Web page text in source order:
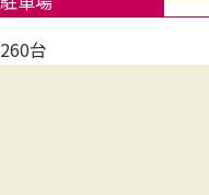
260台